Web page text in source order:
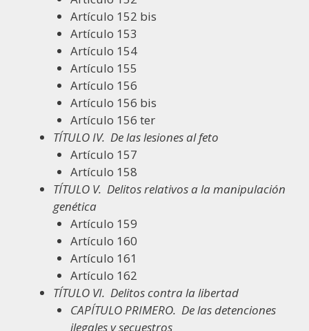
Artículo 152 bis
Artículo 153
Artículo 154
Artículo 155
Artículo 156
Artículo 156 bis
Artículo 156 ter
TÍTULO IV. De las lesiones al feto
Artículo 157
Artículo 158
TÍTULO V. Delitos relativos a la manipulación
genética
Artículo 159
Artículo 160
Artículo 161
Artículo 162
TÍTULO VI. Delitos contra la libertad
CAPÍTULO PRIMERO. De las detenciones
ilegales y secuestros